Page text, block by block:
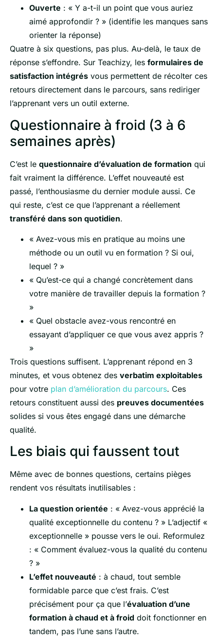
Ouverte : « Y a-t-il un point que vous auriez
aimé approfondir ? » (identifie les manques sans
orienter la réponse)
Quatre à six questions, pas plus. Au-delà, le taux de
réponse s’effondre. Sur Teachizy, les formulaires de
satisfaction intégrés vous permettent de récolter ces
retours directement dans le parcours, sans rediriger
l’apprenant vers un outil externe.
Questionnaire à froid (3 à 6
semaines après)
C’est le questionnaire d’évaluation de formation qui
fait vraiment la différence. L’effet nouveauté est
passé, l’enthousiasme du dernier module aussi. Ce
qui reste, c’est ce que l’apprenant a réellement
transféré dans son quotidien.
« Avez-vous mis en pratique au moins une
méthode ou un outil vu en formation ? Si oui,
lequel ? »
« Qu’est-ce qui a changé concrètement dans
votre manière de travailler depuis la formation ?
»
« Quel obstacle avez-vous rencontré en
essayant d’appliquer ce que vous avez appris ?
»
Trois questions suffisent. L’apprenant répond en 3
minutes, et vous obtenez des verbatim exploitables
pour votre plan d’amélioration du parcours. Ces
retours constituent aussi des preuves documentées
solides si vous êtes engagé dans une démarche
qualité.
Les biais qui faussent tout
Même avec de bonnes questions, certains pièges
rendent vos résultats inutilisables :
La question orientée : « Avez-vous apprécié la
qualité exceptionnelle du contenu ? » L’adjectif «
exceptionnelle » pousse vers le oui. Reformulez
: « Comment évaluez-vous la qualité du contenu
? »
L’effet nouveauté : à chaud, tout semble
formidable parce que c’est frais. C’est
précisément pour ça que l’évaluation d’une
formation à chaud et à froid doit fonctionner en
tandem, pas l’une sans l’autre.